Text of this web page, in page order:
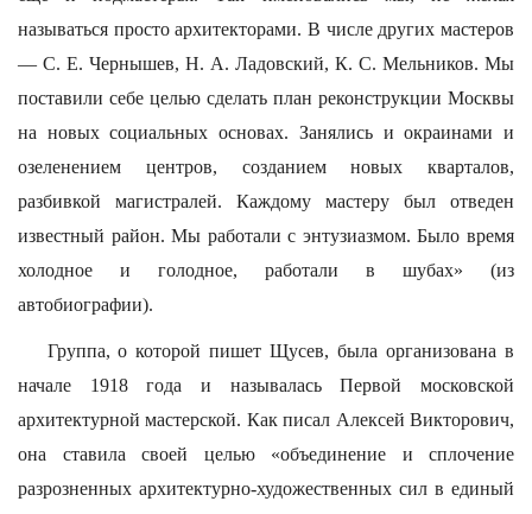
называться просто архитекторами. В числе других мастеров
— С. Е. Чернышев, Н. А. Ладовский, К. С. Мельников. Мы
поставили себе целью сделать план реконструкции Москвы
на новых социальных основах. Занялись и окраинами и
озеленением центров, созданием новых кварталов,
разбивкой магистралей. Каждому мастеру был отведен
известный район. Мы работали с энтузиазмом. Было время
холодное и голодное, работали в шубах» (из
автобиографии).
Группа, о которой пишет Щусев, была организована в
начале 1918 года и называлась Первой московской
архитектурной мастерской. Как писал Алексей Викторович,
она ставила своей целью «объединение и сплочение
разрозненных архитектурно-художественных сил в единый